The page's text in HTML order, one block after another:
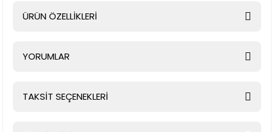
ÜRÜN ÖZELLİKLERİ
YORUMLAR
TAKSİT SEÇENEKLERİ